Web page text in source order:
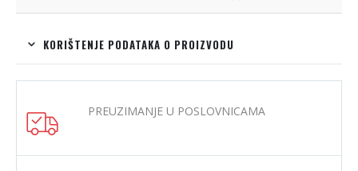
KORIŠTENJE PODATAKA O PROIZVODU
PREUZIMANJE U POSLOVNICAMA